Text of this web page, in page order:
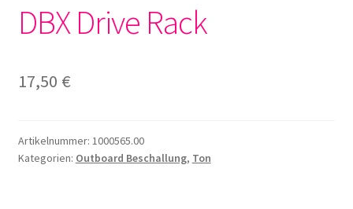
DBX Drive Rack
17,50 €
Artikelnummer: 1000565.00
Kategorien: Outboard Beschallung, Ton